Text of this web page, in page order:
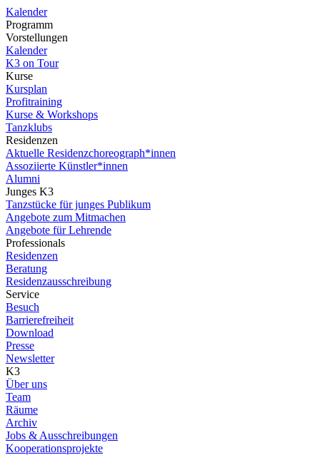
Kalender
Programm
Vorstellungen
Kalender
K3 on Tour
Kurse
Kursplan
Profitraining
Kurse & Workshops
Tanzklubs
Residenzen
Aktuelle Residenzchoreograph*innen
Assoziierte Künstler*innen
Alumni
Junges K3
Tanzstücke für junges Publikum
Angebote zum Mitmachen
Angebote für Lehrende
Professionals
Residenzen
Beratung
Residenzausschreibung
Service
Besuch
Barrierefreiheit
Download
Presse
Newsletter
K3
Über uns
Team
Räume
Archiv
Jobs & Ausschreibungen
Kooperationsprojekte